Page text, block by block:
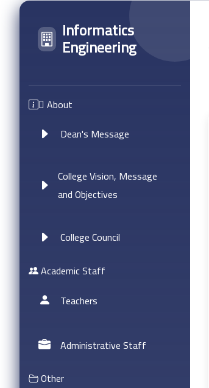
Informatics
Engineering
ِAbout
Dean's Message
College Vision, Message
and Objectives
College Council
Academic Staff
Teachers
Administrative Staff
Other